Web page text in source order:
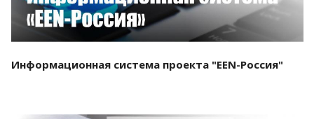
Информационная система проекта "EEN-Россия"